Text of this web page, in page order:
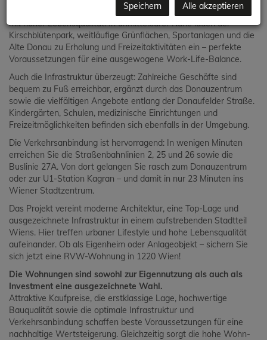
Die Neubauwohnungen im 22. Bezirk verbinden Wohnkomfort
mit hoher Lebensqualität. In unmittelbarer Nähe laden der
Kirschblütenpark, weitläufige Grünflächen, Sportanlagen und die
Alte Donau zu Erholung und Freizeitaktivitäten ein – perfekte
Voraussetzungen für eine ausgewogene Work-Life-Balance.
Auch die Infrastruktur überzeugt: Zahlreiche Geschäfte sind
bequem zu Fuß erreichbar, ergänzt durch das Donauzentrum
sowie die vielfältigen Angebote entlang der Donaufelder Straße.
Kindergärten, Schulen, medizinische Einrichtungen und
Freizeitmöglichkeiten befinden sich ebenfalls in der Umgebung.
Die Verkehrsanbindung ist hervorragend: In wenigen Minuten
erreichen Sie die Straßenbahnlinien 2, 25 und 26 sowie die
Buslinie 27A. Von dort gelangen Sie rasch zum Donauzentrum
oder zur U1-Station Kagran – und damit in nur 23 Minuten ins
Wiener Stadtzentrum.
Das Projekt vereint moderne Architektur, eine Top-Lage und
ausgezeichnete Infrastruktur in einem aufstrebenden Stadtteil
Wiens. Hier treffen urbaner Lifestyle und hohe Lebensqualität
aufeinander. Ob als Eigenheim oder Anlageobjekt – sichern Sie
sich jetzt eine RVW-Wohnung in 1220 Wien!
Die Wohnungen sind sowohl zur Eigennutzung als auch als
Investment eine ausgezeichnete Wahl.
Attraktive Kaufpreise, die erstklassige Lage, hochwertige
Bauqualität sowie die optimale Infrastruktur und
Verkehrsanbindung schaffen beste Voraussetzungen für eine
nachhaltige Wertsteigerung. Gleichzeitig sorgt die hohe Wohn-
Speichern Alle akzeptieren